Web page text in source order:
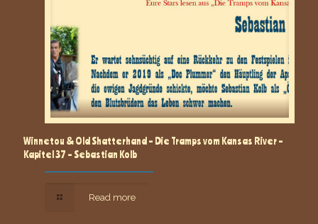
Winnetou & Old Shatterhand – Die Tramps vom Kansas River –
Kapitel 37 – Sebastian Kolb
Read more